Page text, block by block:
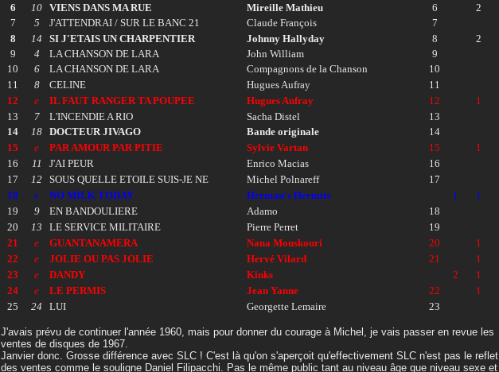
6
10 VIENS DANS MA RUE Mireille Mathieu 6
2
7
5 J'ATTENDRAI / SUR LE BANC 21 Claude François
7
8
14 SI J'ETAIS UN CHARPENTIER Johnny Hallyday 8
2
9
4 LA CHANSON DE LARA John William
9
10
6 LA CHANSON DE LARA Compagnons de la Chanson
10
11
8 CELINE Hugues Aufray
11
12
e IL FAUT RANGER TA POUPEE Hugues Aufray 12
1
13
7 L'INCENDIE A RIO Sacha Distel
13
14
18 DOCTEUR JIVAGO Bande originale
14
15
e PAR AMOUR PAR PITIE Sylvie Vartan 15
1
16
11 J'AI PEUR Enrico Macias
16
17
12 SOUS QUELLE ETOILE SUIS-JE NE Michel Polnareff
17
18
e NO MILK TODAY Herman's Hermits 1
1
19
9 EN BANDOULIERE Adamo
18
20
13 LE SERVICE MILITAIRE Pierre Perret
19
21
e GUANTANAMERA Nana Mouskouri 20
1
22
e JOLIE OU PAS JOLIE Hervé Vilard 21
1
23
e DANDY Kinks 2
1
24
e LE PERMIS Jean Yanne 22
1
25
24 LUI Georgette Lemaire 23
J'avais prévu de continuer l'année 1960, mais pour donner du courage à Michel, je vais passer en revue les
ventes de disques de 1967.
Janvier donc. Grosse différence avec SLC ! C'est là qu'on s'aperçoit qu'effectivement SLC n'est pas le reflet
des ventes comme le souligne Daniel Filipacchi. Pas le même public tant au niveau âge que niveau sexe et